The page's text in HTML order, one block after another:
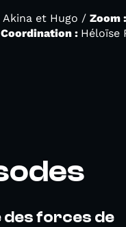
Akina et Hugo / Zoom :
Coordination : Héloïse
des forces de